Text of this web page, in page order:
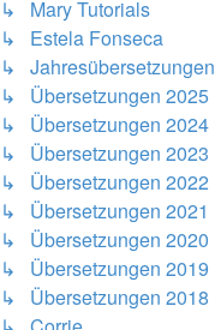
↳ Mary Tutorials
↳ Estela Fonseca
↳ Jahresübersetzungen
↳ Übersetzungen 2025
↳ Übersetzungen 2024
↳ Übersetzungen 2023
↳ Übersetzungen 2022
↳ Übersetzungen 2021
↳ Übersetzungen 2020
↳ Übersetzungen 2019
↳ Übersetzungen 2018